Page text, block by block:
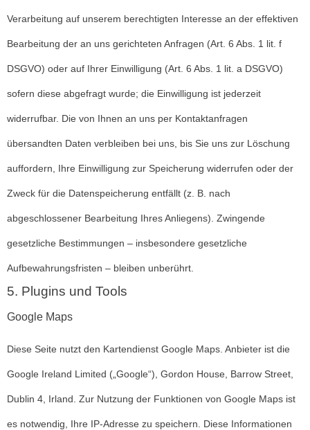
Verarbeitung auf unserem berechtigten Interesse an der effektiven
Bearbeitung der an uns gerichteten Anfragen (Art. 6 Abs. 1 lit. f
DSGVO) oder auf Ihrer Einwilligung (Art. 6 Abs. 1 lit. a DSGVO)
sofern diese abgefragt wurde; die Einwilligung ist jederzeit
widerrufbar. Die von Ihnen an uns per Kontaktanfragen
übersandten Daten verbleiben bei uns, bis Sie uns zur Löschung
auffordern, Ihre Einwilligung zur Speicherung widerrufen oder der
Zweck für die Datenspeicherung entfällt (z. B. nach
abgeschlossener Bearbeitung Ihres Anliegens). Zwingende
gesetzliche Bestimmungen – insbesondere gesetzliche
Aufbewahrungsfristen – bleiben unberührt.
5. Plugins und Tools
Google Maps
Diese Seite nutzt den Kartendienst Google Maps. Anbieter ist die
Google Ireland Limited („Google“), Gordon House, Barrow Street,
Dublin 4, Irland. Zur Nutzung der Funktionen von Google Maps ist
es notwendig, Ihre IP-Adresse zu speichern. Diese Informationen